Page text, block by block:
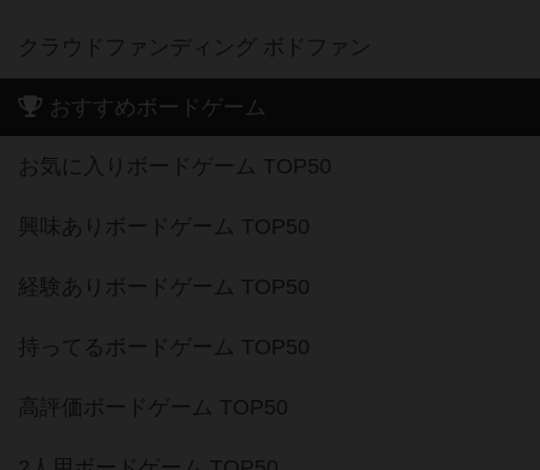
クラウドファンディング ボドファン
おすすめボードゲーム
お気に入りボードゲーム TOP50
興味ありボードゲーム TOP50
経験ありボードゲーム TOP50
持ってるボードゲーム TOP50
高評価ボードゲーム TOP50